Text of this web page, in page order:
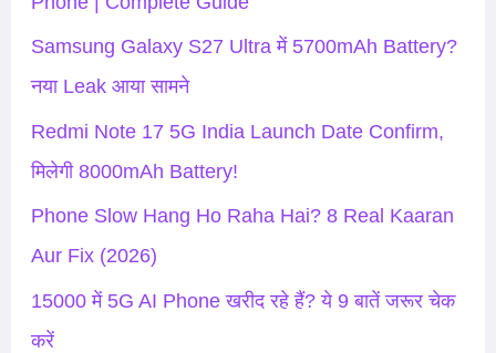
Samsung Galaxy S27 Ultra में 5700mAh Battery?
नया Leak आया सामने
Redmi Note 17 5G India Launch Date Confirm,
मिलेगी 8000mAh Battery!
Phone Slow Hang Ho Raha Hai? 8 Real Kaaran
Aur Fix (2026)
15000 में 5G AI Phone खरीद रहे हैं? ये 9 बातें जरूर चेक
करें